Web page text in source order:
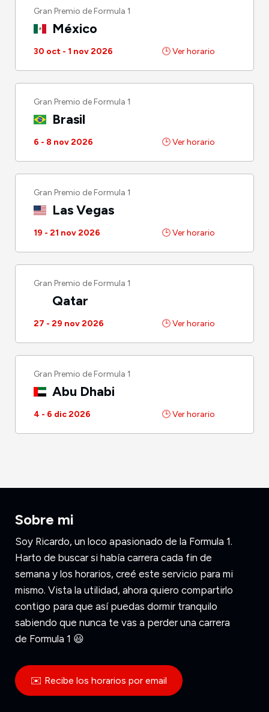
Gran Premio de Formula 1
México
30 oct - 1 nov 2026 🕒 Ver horario
Gran Premio de Formula 1
Brasil
6 - 8 nov 2026 🕒 Ver horario
Gran Premio de Formula 1
Las Vegas
19 - 21 nov 2026 🕒 Ver horario
Gran Premio de Formula 1
Qatar
27 - 29 nov 2026 🕒 Ver horario
Gran Premio de Formula 1
Abu Dhabi
4 - 6 dic 2026 🕒 Ver horario
Sobre mi
Soy Ricardo, un loco apasionado de la Formula 1.
Harto de buscar si había carrera cada fin de
semana y los horarios, creé este servicio para mi
mismo. Vista la utilidad, ahora quiero compartirlo
contigo para que así puedas dormir tranquilo
sabiendo que nunca te vas a perder una carrera
de Formula 1 😃
✉️ Recibe los horarios por email